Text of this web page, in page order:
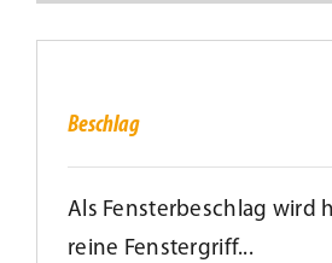
Beschlag
Als Fensterbeschlag wird
reine Fenstergriff...